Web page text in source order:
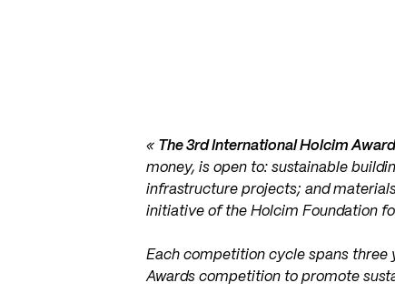
« The 3rd International Holcim
money, is open to: sustainable
infrastructure projects; and
initiative of the Holcim Foundation
Each competition cycle spans three
Awards competition to promote